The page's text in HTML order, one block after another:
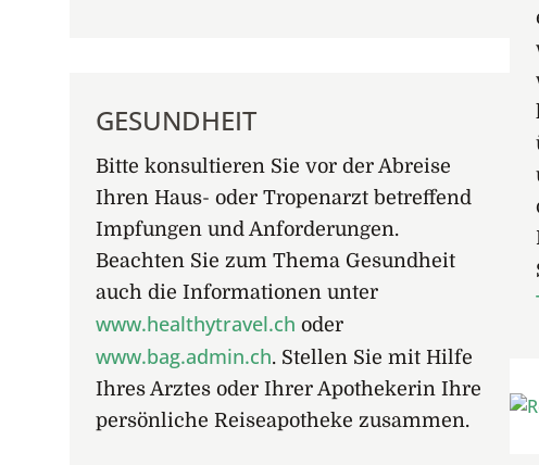
GESUNDHEIT
Bitte konsultieren Sie vor der Abreise
Ihren Haus- oder Tropenarzt betreffend
Impfungen und Anforderungen.
Beachten Sie zum Thema Gesundheit
auch die Informationen unter
www.healthytravel.ch oder
www.bag.admin.ch. Stellen Sie mit Hilfe
Ihres Arztes oder Ihrer Apothekerin Ihre
persönliche Reiseapotheke zusammen.